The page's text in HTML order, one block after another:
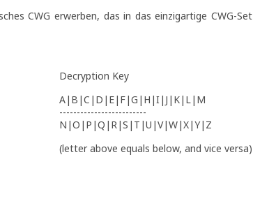
CWG erwerben, das in das einzigartige CWG-Set
Decryption Key
A|B|C|D|E|F|G|H|I|J|K|L|M
-------------------------
N|O|P|Q|R|S|T|U|V|W|X|Y|Z
(letter above equals below, and vice versa)